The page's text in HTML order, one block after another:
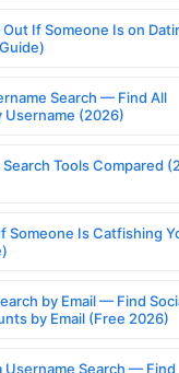
If Someone Is on
Search — Find All
Username (2026)
Tools Compared
Someone Is Catfishing
by Email — Find
by Email (Free 2026)
Username Search — Find